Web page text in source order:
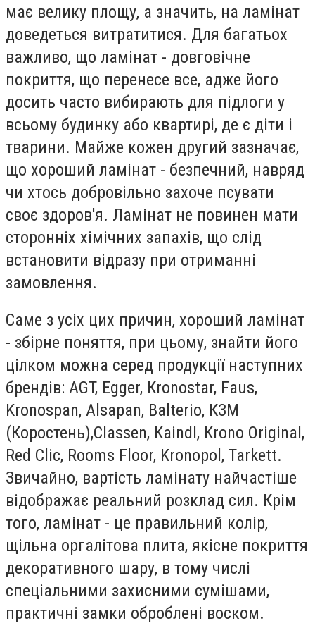
має велику площу, а значить, на ламінат
доведеться витратитися. Для багатьох
важливо, що ламінат - довговічне
покриття, що перенесе все, адже його
досить часто вибирають для підлоги у
всьому будинку або квартирі, де є діти і
тварини. Майже кожен другий зазначає,
що хороший ламінат - безпечний, навряд
чи хтось добровільно захоче псувати
своє здоров'я. Ламінат не повинен мати
сторонніх хімічних запахів, що слід
встановити відразу при отриманні
замовлення.
Саме з усіх цих причин, хороший ламінат
- збірне поняття, при цьому, знайти його
цілком можна серед продукції наступних
брендів: AGT, Egger, Кronostar, Faus,
Kronospan, Alsapan, Balterio, КЗМ
(Коростень),Classen, Kaindl, Krono Original,
Red Clic, Rooms Floor, Kronopol, Tarkett.
Звичайно, вартість ламінату найчастіше
відображає реальний розклад сил. Крім
того, ламінат - це правильний колір,
щільна оргалітова плита, якісне покриття
декоративного шару, в тому числі
спеціальними захисними сумішами,
практичні замки оброблені воском.